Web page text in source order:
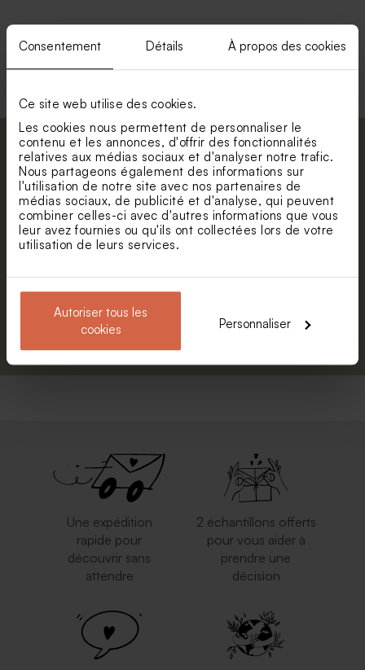
Consentement Détails À propos des cookies
Ce site web utilise des cookies.
Les cookies nous permettent de personnaliser le
contenu et les annonces, d'offrir des fonctionnalités
relatives aux médias sociaux et d'analyser notre trafic.
Nous partageons également des informations sur
l'utilisation de notre site avec nos partenaires de
médias sociaux, de publicité et d'analyse, qui peuvent
combiner celles-ci avec d'autres informations que vous
leur avez fournies ou qu'ils ont collectées lors de votre
utilisation de leurs services.
Autoriser tous les
cookies
Personnaliser
Voir toute la collection Enveloppe
Abonnez-vous à la newsletter et restez
informé. Petite surprise : bénéficiez de 5%
de réduction.
Prénom
Une expédition
rapide pour
découvrir sans
attendre
2 échantillons offerts
pour vous aider à
prendre une
décision